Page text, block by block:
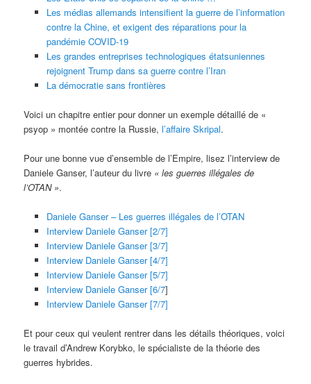
Les médias allemands intensifient la guerre de l’information
contre la Chine, et exigent des réparations pour la
pandémie COVID-19
Les grandes entreprises technologiques étatsuniennes
rejoignent Trump dans sa guerre contre l’Iran
La démocratie sans frontières
Voici un chapitre entier pour donner un exemple détaillé de «
psyop » montée contre la Russie,l’affaire Skripal.
Pour une bonne vue d’ensemble de l’Empire, lisez l’interview de
Daniele Ganser, l’auteur du livre « les guerres illégales de
l’OTAN ».
Daniele Ganser – Les guerres illégales de l’OTAN
Interview Daniele Ganser [2/7]
Interview Daniele Ganser [3/7]
Interview Daniele Ganser [4/7]
Interview Daniele Ganser [5/7]
Interview Daniele Ganser [6/7]
Interview Daniele Ganser [7/7]
Et pour ceux qui veulent rentrer dans les détails théoriques, voici
le travail d’Andrew Korybko, le spécialiste de la théorie des
guerres hybrides.